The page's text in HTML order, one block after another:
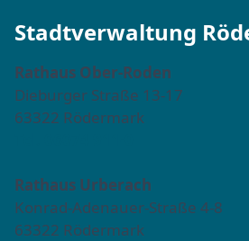
Stadtverwaltung
Rathaus Ober-Roden
Dieburger Straße 13-17
63322 Rödermark
Rathaus Urberach
Konrad-Adenauer-Straße 4-8
63322 Rödermark